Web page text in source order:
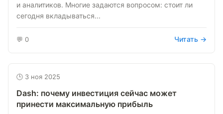
и аналитиков. Многие задаются вопросом: стоит ли
сегодня вкладываться...
💬 0 Читать →
🕒 3 ноя 2025
Dash: почему инвестиция сейчас может
принести максимальную прибыль